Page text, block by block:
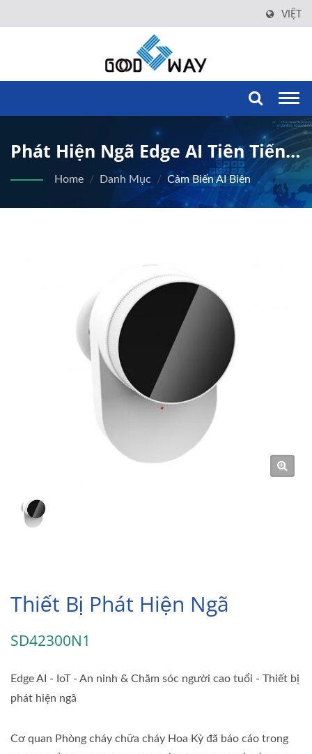
VIỆT
Phát Hiện Ngã Edge AI Tiên Tiến
Cho Chăm Sóc Và An Toàn Người
Cao Tuổi
Home / Danh Mục / Cảm Biến AI Biên
Thiết Bị Phát Hiện Ngã
SD42300N1
Edge AI - IoT - An ninh & Chăm sóc người cao tuổi - Thiết bị
phát hiện ngã
Cơ quan Phòng cháy chữa cháy Hoa Kỳ đã báo cáo trong